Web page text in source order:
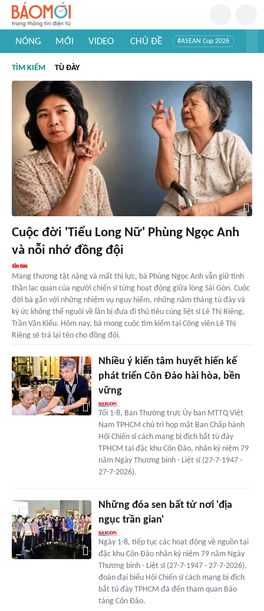
NÓNG MỚI VIDEO CHỦ ĐỀ #ASEAN Cup 2026
#Khám phá thế giới
TÌM KIẾM TÙ ĐÀY
Cuộc đời 'Tiểu Long Nữ' Phùng Ngọc Anh
và nỗi nhớ đồng đội
Mang thương tật nặng và mất thị lực, bà Phùng Ngọc Anh vẫn giữ tinh
thần lạc quan của người chiến sĩ từng hoạt động giữa lòng Sài Gòn. Cuộc
đời bà gắn với những nhiệm vụ nguy hiểm, những năm tháng tù đày và
ký ức không thể nguôi về lần bị đưa đi thủ tiêu cùng liệt sĩ Lê Thị Riêng,
Trần Văn Kiểu. Hôm nay, bà mong cuộc tìm kiếm tại Công viên Lê Thị
Riêng sẽ trả lại tên cho đồng đội.
Nhiều ý kiến tâm huyết hiến kế
phát triển Côn Đảo hài hòa, bền
vững
Tối 1-8, Ban Thường trực Ủy ban MTTQ Việt
Nam TPHCM chủ trì họp mặt Ban Chấp hành
Hội Chiến sĩ cách mạng bị địch bắt tù đày
TPHCM tại đặc khu Côn Đảo, nhân kỷ niệm 79
năm Ngày Thương binh - Liệt sĩ (27-7-1947 -
27-7-2026).
Những đóa sen bất tử nơi 'địa
ngục trần gian'
Ngày 1-8, tiếp tục các hoạt động về nguồn tại
đặc khu Côn Đảo nhân kỷ niệm 79 năm Ngày
Thương binh - Liệt sĩ (27-7-1947 - 27-7-2026),
đoàn đại biểu Hội Chiến sĩ cách mạng bị địch
bắt tù đày TPHCM đã đến tham quan Bảo
tàng Côn Đảo.